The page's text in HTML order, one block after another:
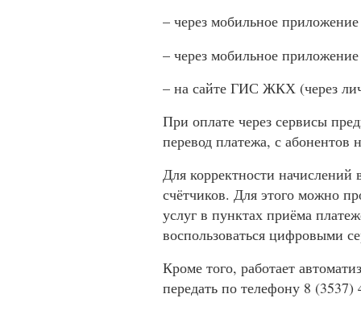
– через мобильное
– через мобильное
– на сайте ГИС ЖКХ (через
При оплате через сервисы
перевод платежа, с абонентов
Для корректности начислений
счётчиков. Для этого можно
услуг в пунктах приёма
воспользоваться цифровыми
Кроме того, работает
передать по телефону 8